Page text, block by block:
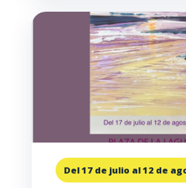
Del 17 de julio al 12 de